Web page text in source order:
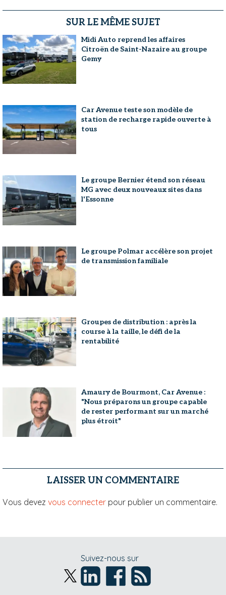
SUR LE MÊME SUJET
Midi Auto reprend les affaires
Citroën de Saint-Nazaire au groupe
Gemy
Car Avenue teste son modèle de
station de recharge rapide ouverte à
tous
Le groupe Bernier étend son réseau
MG avec deux nouveaux sites dans
l'Essonne
Le groupe Polmar accélère son projet
de transmission familiale
Groupes de distribution : après la
course à la taille, le défi de la
rentabilité
Amaury de Bourmont, Car Avenue :
"Nous préparons un groupe capable
de rester performant sur un marché
plus étroit"
LAISSER UN COMMENTAIRE
Vous devez vous connecter pour publier un commentaire.
Suivez-nous sur